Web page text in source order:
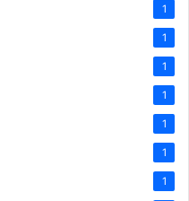
1
1
1
1
1
1
1